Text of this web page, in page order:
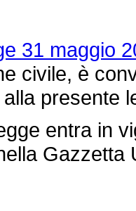
31 maggio
civile, è
presente
entra in
Gazzetta